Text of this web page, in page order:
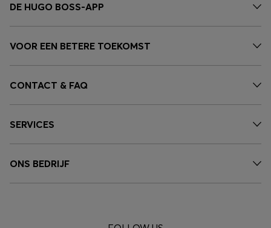
DE HUGO BOSS-APP
VOOR EEN BETERE TOEKOMST
CONTACT & FAQ
SERVICES
ONS BEDRIJF